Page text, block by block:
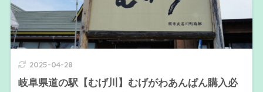
2025-04-28
岐阜県道の駅【むげ川】むげがわあんぱん購入必